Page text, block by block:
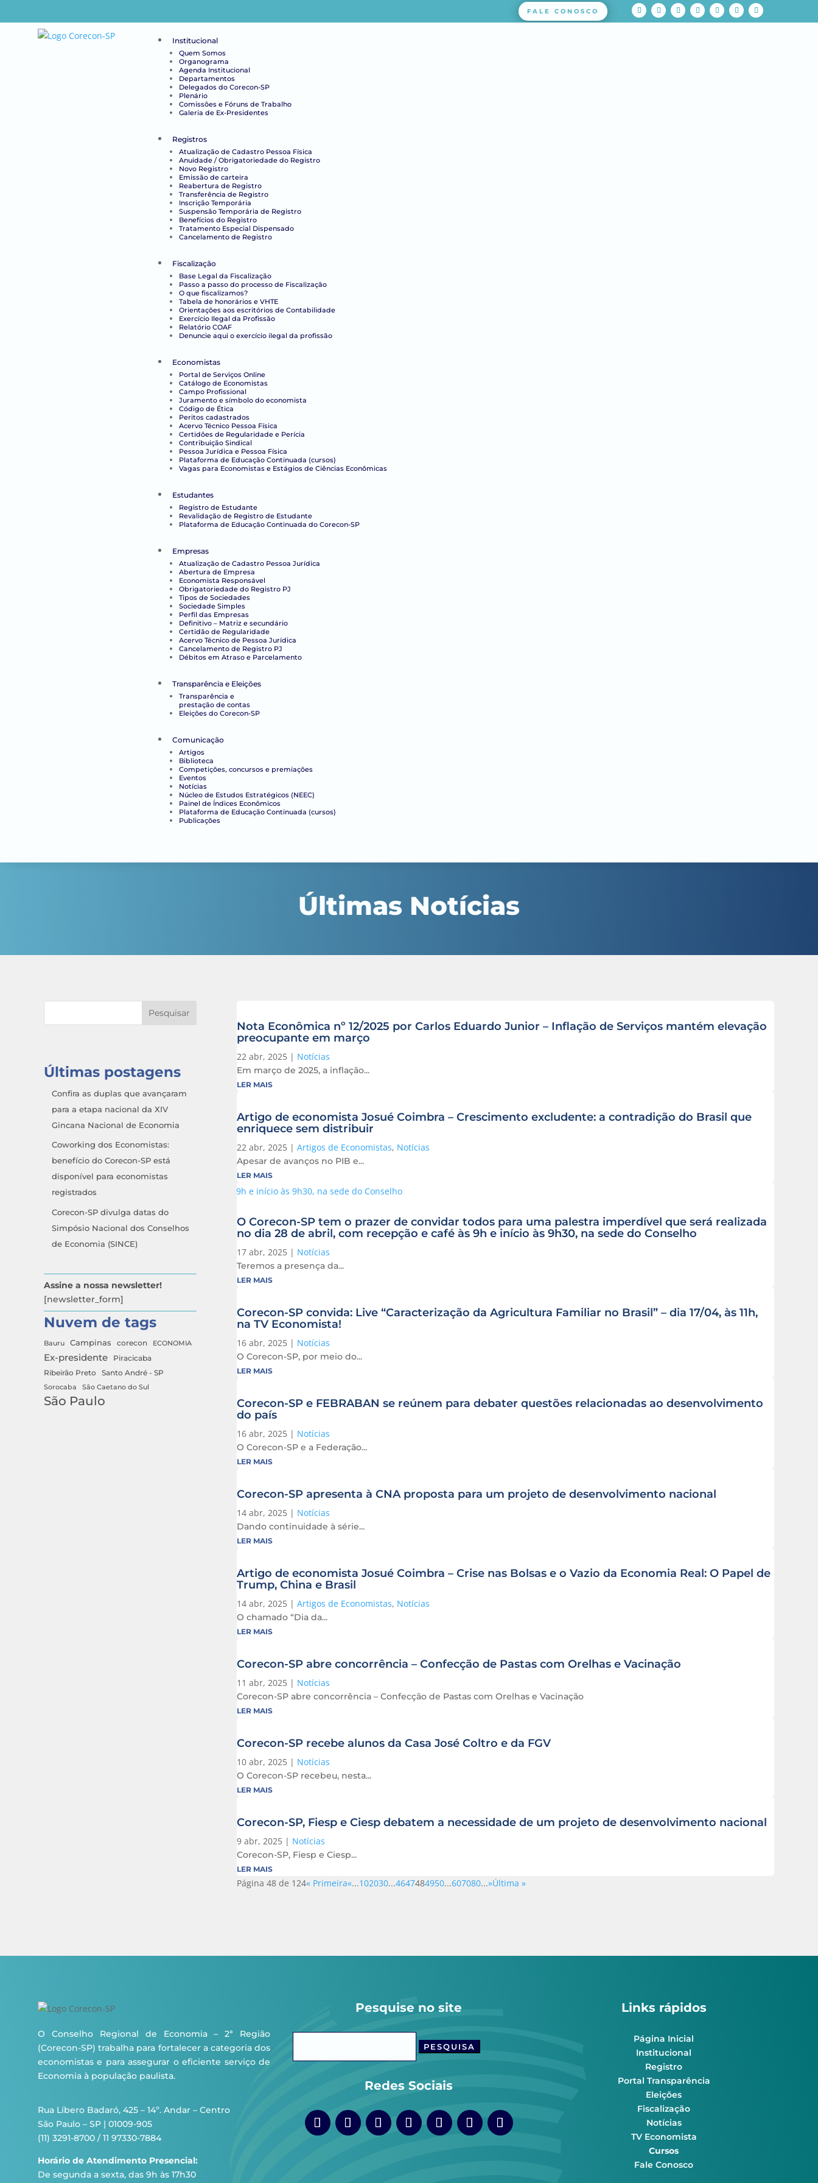
FALE CONOSCO
Institucional
Quem Somos
Organograma
Agenda Institucional
Departamentos
Delegados do Corecon-SP
Plenário
Comissões e Fóruns de Trabalho
Galeria de Ex-Presidentes
Registros
Atualização de Cadastro Pessoa Física
Anuidade / Obrigatoriedade do Registro
Novo Registro
Emissão de carteira
Reabertura de Registro
Transferência de Registro
Inscrição Temporária
Suspensão Temporária de Registro
Benefícios do Registro
Tratamento Especial Dispensado
Cancelamento de Registro
Fiscalização
Base Legal da Fiscalização
Passo a passo do processo de Fiscalização
O que fiscalizamos?
Tabela de honorários e VHTE
Orientações aos escritórios de Contabilidade
Exercício Ilegal da Profissão
Relatório COAF
Denuncie aqui o exercício ilegal da profissão
Economistas
Portal de Serviços Online
Catálogo de Economistas
Campo Profissional
Juramento e símbolo do economista
Código de Ética
Peritos cadastrados
Acervo Técnico Pessoa Física
Certidões de Regularidade e Perícia
Contribuição Sindical
Pessoa Jurídica e Pessoa Física
Plataforma de Educação Continuada (cursos)
Vagas para Economistas e Estágios de Ciências Econômicas
Estudantes
Registro de Estudante
Revalidação de Registro de Estudante
Plataforma de Educação Continuada do Corecon-SP
Empresas
Atualização de Cadastro Pessoa Jurídica
Abertura de Empresa
Economista Responsável
Obrigatoriedade do Registro PJ
Tipos de Sociedades
Sociedade Simples
Perfil das Empresas
Definitivo – Matriz e secundário
Certidão de Regularidade
Acervo Técnico de Pessoa Jurídica
Cancelamento de Registro PJ
Débitos em Atraso e Parcelamento
Transparência e Eleições
Transparência e
prestação de contas
Eleições do Corecon-SP
Comunicação
Artigos
Biblioteca
Competições, concursos e premiações
Eventos
Notícias
Núcleo de Estudos Estratégicos (NEEC)
Painel de Índices Econômicos
Plataforma de Educação Continuada (cursos)
Publicações
Últimas Notícias
Pesquisar
Últimas postagens
Confira as duplas que avançaram
para a etapa nacional da XIV
Gincana Nacional de Economia
Coworking dos Economistas:
benefício do Corecon-SP está
disponível para economistas
registrados
Corecon-SP divulga datas do
Simpósio Nacional dos Conselhos
de Economia (SINCE)
Assine a nossa newsletter!
[newsletter_form]
Nuvem de tags
Bauru Campinas corecon ECONOMIA
Ex-presidente Piracicaba
Ribeirão Preto Santo André - SP
Sorocaba São Caetano do Sul
São Paulo
Nota Econômica nº 12/2025 por Carlos Eduardo Junior – Inflação de Serviços mantém elevação
preocupante em março
22 abr, 2025| Notícias
Em março de 2025, a inflação...
LER MAIS
Artigo de economista Josué Coimbra – Crescimento excludente: a contradição do Brasil que
enriquece sem distribuir
22 abr, 2025| Artigos de Economistas, Notícias
Apesar de avanços no PIB e...
LER MAIS
O Corecon-SP tem o prazer de convidar todos para uma palestra imperdível que será realizada
no dia 28 de abril, com recepção e café às 9h e início às 9h30, na sede do Conselho
17 abr, 2025| Notícias
Teremos a presença da...
LER MAIS
Corecon-SP convida: Live “Caracterização da Agricultura Familiar no Brasil” – dia 17/04, às 11h,
na TV Economista!
16 abr, 2025| Notícias
O Corecon-SP, por meio do...
LER MAIS
Corecon-SP e FEBRABAN se reúnem para debater questões relacionadas ao desenvolvimento
do país
16 abr, 2025| Notícias
O Corecon-SP e a Federação...
LER MAIS
Corecon-SP apresenta à CNA proposta para um projeto de desenvolvimento nacional
14 abr, 2025| Notícias
Dando continuidade à série...
LER MAIS
Artigo de economista Josué Coimbra – Crise nas Bolsas e o Vazio da Economia Real: O Papel de
Trump, China e Brasil
14 abr, 2025| Artigos de Economistas, Notícias
O chamado “Dia da...
LER MAIS
Corecon-SP abre concorrência – Confecção de Pastas com Orelhas e Vacinação
11 abr, 2025| Notícias
Corecon-SP abre concorrência – Confecção de Pastas com Orelhas e Vacinação
LER MAIS
Corecon-SP recebe alunos da Casa José Coltro e da FGV
10 abr, 2025| Notícias
O Corecon-SP recebeu, nesta...
LER MAIS
Corecon-SP, Fiesp e Ciesp debatem a necessidade de um projeto de desenvolvimento nacional
9 abr, 2025| Notícias
Corecon-SP, Fiesp e Ciesp...
LER MAIS
Página 48 de 124« Primeira«...102030...4647484950...607080...»Última »
O Conselho Regional de Economia – 2ª Região
(Corecon-SP) trabalha para fortalecer a categoria dos
economistas e para assegurar o eficiente serviço de
Economia à população paulista.
Rua Líbero Badaró, 425 – 14º. Andar – Centro
São Paulo – SP | 01009-905
(11) 3291-8700 / 11 97330-7884
Horário de Atendimento Presencial:
De segunda a sexta, das 9h às 17h30
Pesquise no site
Redes Sociais
Links rápidos
Página Inicial
Institucional
Registro
Portal Transparência
Eleições
Fiscalização
Notícias
TV Economista
Cursos
Fale Conosco